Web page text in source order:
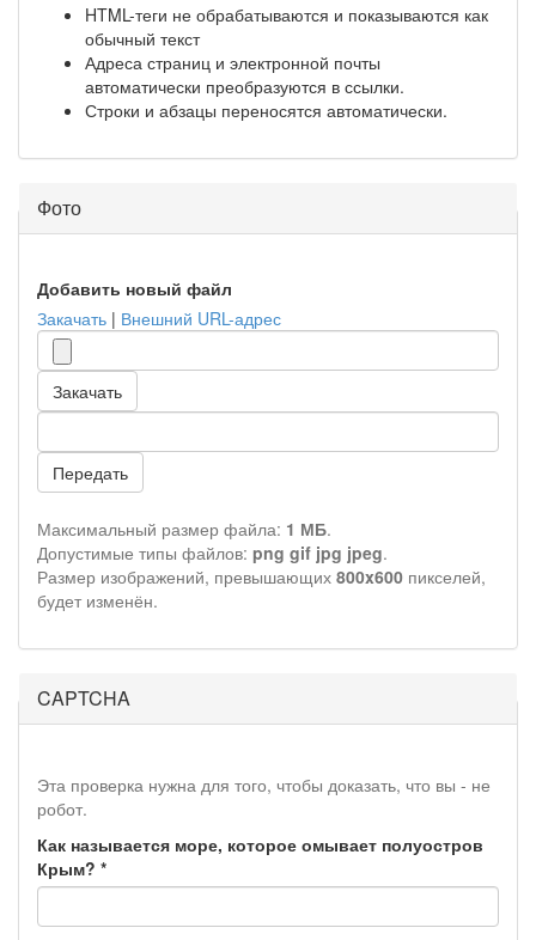
HTML-теги не обрабатываются и показываются как
обычный текст
Адреса страниц и электронной почты
автоматически преобразуются в ссылки.
Строки и абзацы переносятся автоматически.
Фото
Добавить новый файл
Закачать | Внешний URL-адрес
Закачать
Передать
Максимальный размер файла: 1 МБ.
Допустимые типы файлов: png gif jpg jpeg.
Размер изображений, превышающих 800x600 пикселей,
будет изменён.
CAPTCHA
Эта проверка нужна для того, чтобы доказать, что вы - не
робот.
Как называется море, которое омывает полуостров
Крым? *